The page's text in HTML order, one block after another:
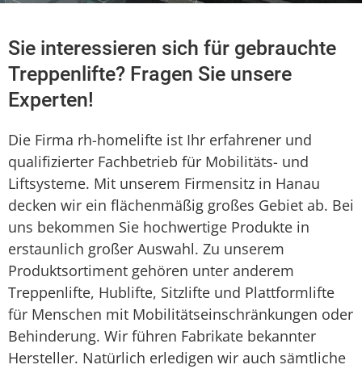
Sie interessieren sich für gebrauchte
Treppenlifte? Fragen Sie unsere
Experten!
Die Firma rh-homelifte ist Ihr erfahrener und
qualifizierter Fachbetrieb für Mobilitäts- und
Liftsysteme. Mit unserem Firmensitz in Hanau
decken wir ein flächenmäßig großes Gebiet ab. Bei
uns bekommen Sie hochwertige Produkte in
erstaunlich großer Auswahl. Zu unserem
Produktsortiment gehören unter anderem
Treppenlifte, Hublifte, Sitzlifte und Plattformlifte
für Menschen mit Mobilitätseinschränkungen oder
Behinderung. Wir führen Fabrikate bekannter
Hersteller. Natürlich erledigen wir auch sämtliche